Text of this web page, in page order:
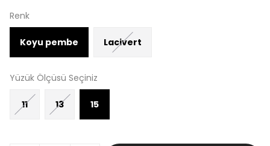
Renk
Koyu pembe Lacivert
Yüzük Ölçüsü Seçiniz
11 13 15